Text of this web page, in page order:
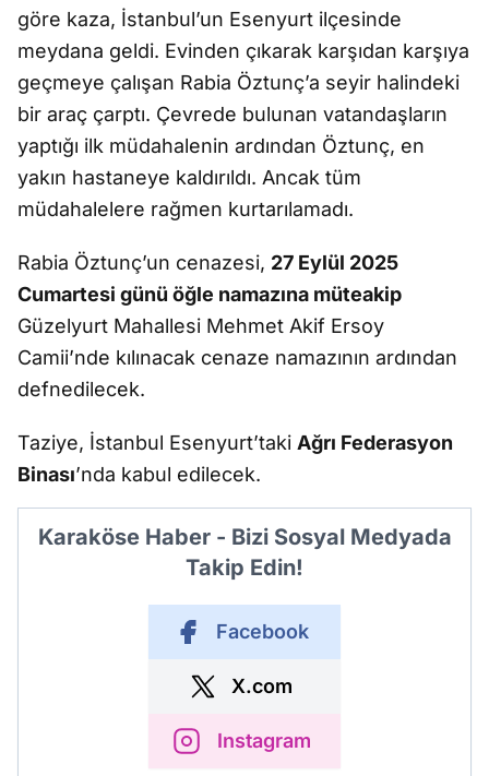
göre kaza, İstanbul’un Esenyurt ilçesinde
meydana geldi. Evinden çıkarak karşıdan karşıya
geçmeye çalışan Rabia Öztunç’a seyir halindeki
bir araç çarptı. Çevrede bulunan vatandaşların
yaptığı ilk müdahalenin ardından Öztunç, en
yakın hastaneye kaldırıldı. Ancak tüm
müdahalelere rağmen kurtarılamadı.
Rabia Öztunç’un cenazesi, 27 Eylül 2025
Cumartesi günü öğle namazına müteakip
Güzelyurt Mahallesi Mehmet Akif Ersoy
Camii’nde kılınacak cenaze namazının ardından
defnedilecek.
Taziye, İstanbul Esenyurt’taki Ağrı Federasyon
Binası’nda kabul edilecek.
Karaköse Haber - Bizi Sosyal Medyada
Takip Edin!
Facebook
X.com
Instagram